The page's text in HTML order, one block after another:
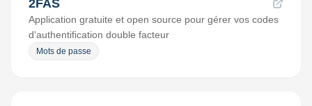
2FAS
Application gratuite et open source pour gérer vos codes
d'authentification double facteur
Mots de passe